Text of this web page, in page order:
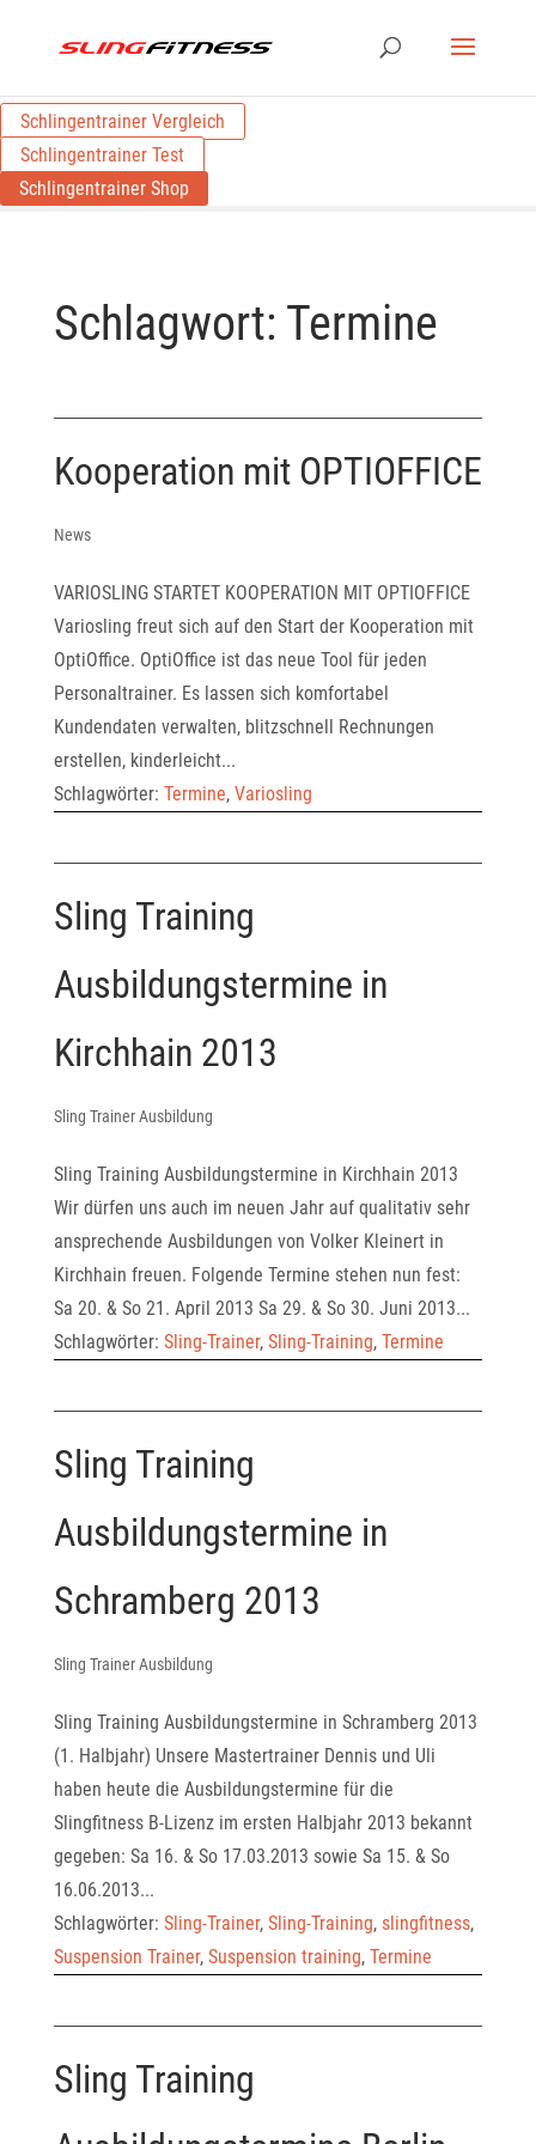
Schlingentrainer Vergleich
Schlingentrainer Test
Schlingentrainer Shop
Schlagwort: Termine
Kooperation mit OPTIOFFICE
News
VARIOSLING STARTET KOOPERATION MIT OPTIOFFICE
Variosling freut sich auf den Start der Kooperation mit
OptiOffice. OptiOffice ist das neue Tool für jeden
Personaltrainer. Es lassen sich komfortabel
Kundendaten verwalten, blitzschnell Rechnungen
erstellen, kinderleicht...
Schlagwörter: Termine, Variosling
Sling Training
Ausbildungstermine in
Kirchhain 2013
Sling Trainer Ausbildung
Sling Training Ausbildungstermine in Kirchhain 2013
Wir dürfen uns auch im neuen Jahr auf qualitativ sehr
ansprechende Ausbildungen von Volker Kleinert in
Kirchhain freuen. Folgende Termine stehen nun fest:
Sa 20. & So 21. April 2013 Sa 29. & So 30. Juni 2013...
Schlagwörter: Sling-Trainer, Sling-Training, Termine
Sling Training
Ausbildungstermine in
Schramberg 2013
Sling Trainer Ausbildung
Sling Training Ausbildungstermine in Schramberg 2013
(1. Halbjahr) Unsere Mastertrainer Dennis und Uli
haben heute die Ausbildungstermine für die
Slingfitness B-Lizenz im ersten Halbjahr 2013 bekannt
gegeben: Sa 16. & So 17.03.2013 sowie Sa 15. & So
16.06.2013...
Schlagwörter: Sling-Trainer, Sling-Training, slingfitness,
Suspension Trainer, Suspension training, Termine
Sling Training